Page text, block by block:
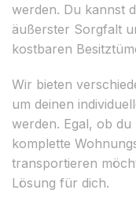
werden. Du kannst
äußerster Sorgfalt
kostbaren
Wir bieten
um deinen
werden. Egal, ob
komplette
transportieren
Lösung für dich.